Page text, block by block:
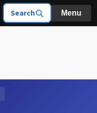
Search Menu